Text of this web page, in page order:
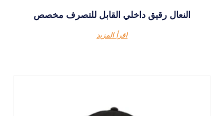
النعال رقيق داخلي القابل للتصرف مخصص
اقرأ المزيد